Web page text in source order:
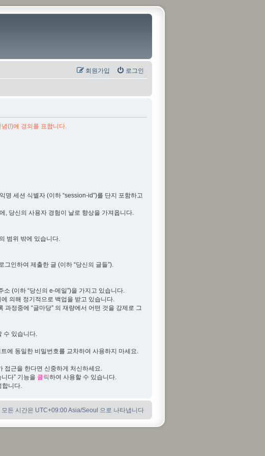
로그인
회원가입
(!)에 경의를 표합니다.
명 세션 식별자 (이하 “session-id”)를 단지 포함하고
, 당신의 사용자 경험이 날로 향상을 가져옵니다.
범위 밖에 있습니다.
그인하여 제출한 글 (이하 “당신의 글들”).
(이하 “당신의 e-메일”)을 가지고 있습니다.
의해 정기적으로 백업을 받고 있습니다.
정중에 “글마당” 의 재량에서 어떤 것을 강제로 그
수 있습니다.
에 동일한 비밀번호를 교차하여 사용하지 마세요.
접근을 한다면 신중하게 처신하세요.
다” 기능을 클릭하여 사용할 수 있습니다.
합니다.
모든 시간은 UTC+09:00 Asia/Seoul 으로 나타냅니다